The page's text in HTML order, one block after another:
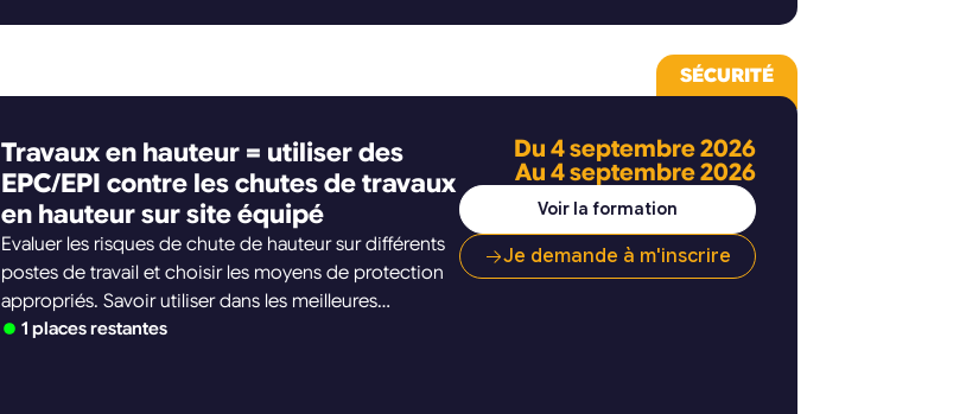
SÉCURITÉ
Travaux en hauteur = utiliser des
EPC/EPI contre les chutes de travaux
en hauteur sur site équipé
Evaluer les risques de chute de hauteur sur différents
postes de travail et choisir les moyens de protection
appropriés. Savoir utiliser dans les meilleures
conditions un harnais lors de travaux en hauteur.
1 places restantes
Du 4 septembre 2026
Au 4 septembre 2026
Voir la formation
Je demande à m'inscrire